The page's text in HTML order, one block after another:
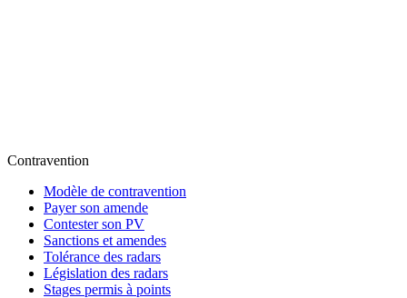
Contravention
Modèle de contravention
Payer son amende
Contester son PV
Sanctions et amendes
Tolérance des radars
Législation des radars
Stages permis à points